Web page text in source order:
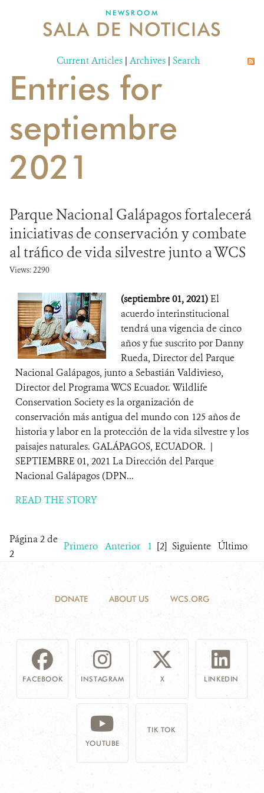
MECANISMO DE ATENCIÓN DE QUEJAS Y RECLAMOS
DONA
NEWSROOM
SALA DE NOTICIAS
Current Articles | Archives | Search
Entries for
septiembre
2021
Parque Nacional Galápagos fortalecerá
iniciativas de conservación y combate
al tráfico de vida silvestre junto a WCS
Views: 2290
(septiembre 01, 2021)El
acuerdo interinstitucional
tendrá una vigencia de cinco
años y fue suscrito por Danny
Rueda, Director del Parque
Nacional Galápagos, junto a Sebastián Valdivieso,
Director del Programa WCS Ecuador. Wildlife
Conservation Society es la organización de
conservación más antigua del mundo con 125 años de
historia y labor en la protección de la vida silvestre y los
paisajes naturales. GALÁPAGOS, ECUADOR. |
SEPTIEMBRE 01, 2021 La Dirección del Parque
Nacional Galápagos (DPN...
READ THE STORY
Página 2 de
2
Primero Anterior 1 [2] Siguiente Último
DONATE ABOUT US WCS.ORG
FACEBOOK INSTAGRAM X LINKEDIN
YOUTUBE
TIK TOK